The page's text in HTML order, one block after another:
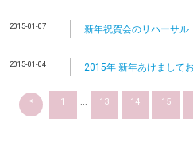
2015-01-07 新年祝賀会のリハーサル
2015-01-04 2015年 新年あけまして
< 1 ... 13 14 15